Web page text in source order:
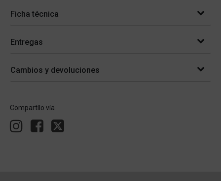
Ficha técnica
Entregas
Cambios y devoluciones
Compartílo vía